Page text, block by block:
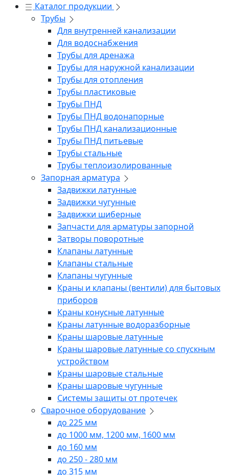
Каталог продукции
Трубы
Для внутренней канализации
Для водоснабжения
Трубы для дренажа
Трубы для наружной канализации
Трубы для отопления
Трубы пластиковые
Трубы ПНД
Трубы ПНД водонапорные
Трубы ПНД канализационные
Трубы ПНД питьевые
Трубы стальные
Трубы теплоизолированные
Запорная арматура
Задвижки латунные
Задвижки чугунные
Задвижки шиберные
Запчасти для арматуры запорной
Затворы поворотные
Клапаны латунные
Клапаны стальные
Клапаны чугунные
Краны и клапаны (вентили) для бытовых
приборов
Краны конусные латунные
Краны латунные водоразборные
Краны шаровые латунные
Краны шаровые латунные со спускным
устройством
Краны шаровые стальные
Краны шаровые чугунные
Системы защиты от протечек
Сварочное оборудование
до 225 мм
до 1000 мм, 1200 мм, 1600 мм
до 160 мм
до 250 - 280 мм
до 315 мм